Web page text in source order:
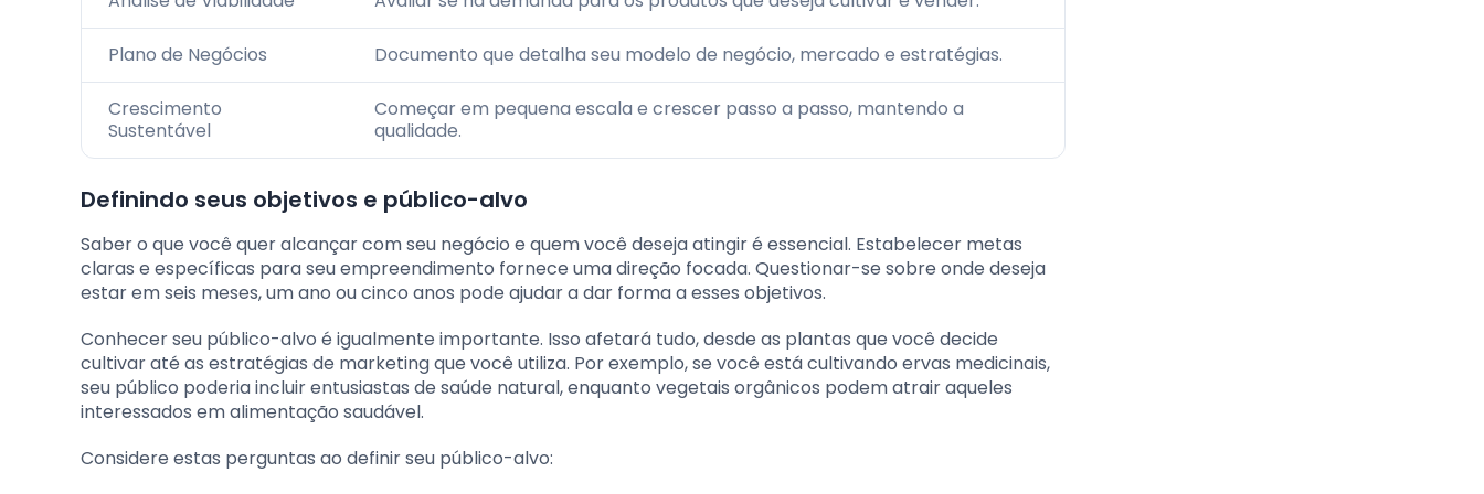
Plano de Negócios Documento que detalha seu modelo de negócio, mercado e estratégias.
Crescimento
Sustentável
Começar em pequena escala e crescer passo a passo, mantendo a
qualidade.
Definindo seus objetivos e público-alvo
Saber o que você quer alcançar com seu negócio e quem você deseja atingir é essencial. Estabelecer metas
claras e específicas para seu empreendimento fornece uma direção focada. Questionar-se sobre onde deseja
estar em seis meses, um ano ou cinco anos pode ajudar a dar forma a esses objetivos.
Conhecer seu público-alvo é igualmente importante. Isso afetará tudo, desde as plantas que você decide
cultivar até as estratégias de marketing que você utiliza. Por exemplo, se você está cultivando ervas medicinais,
seu público poderia incluir entusiastas de saúde natural, enquanto vegetais orgânicos podem atrair aqueles
interessados em alimentação saudável.
Considere estas perguntas ao definir seu público-alvo: